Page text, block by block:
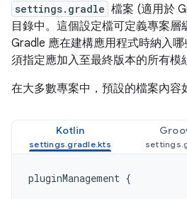
settings.gradle 檔案 (適用於
目錄中。這個設定檔可定義專案
Gradle 應在建構應用程式時納入
須指定應加入至最終版本的所有模
在大多數專案中，預設的檔案內容
Kotlin
pluginManagement {